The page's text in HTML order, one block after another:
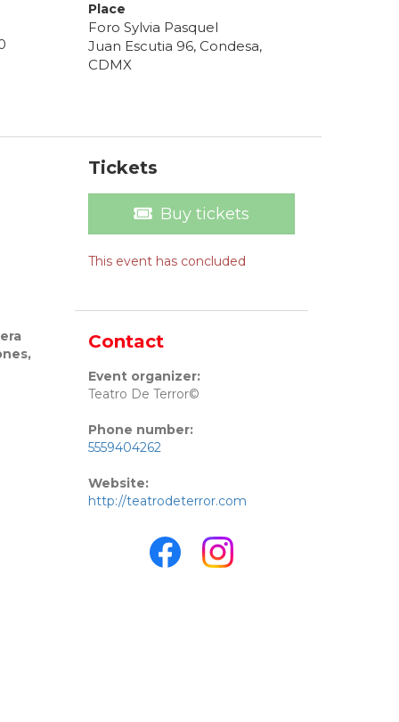
Place
Foro Sylvia Pasquel
Juan Escutia 96, Condesa,
CDMX
Tickets
Buy tickets
This event has concluded
Contact
Event organizer:
Teatro De Terror©
Phone number:
5559404262
Website:
http://teatrodeterror.com